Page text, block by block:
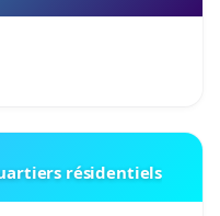
résidentiels